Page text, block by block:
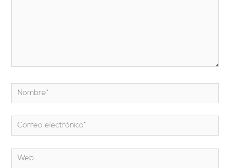
Nombre*
Correo
electrónico*
Web